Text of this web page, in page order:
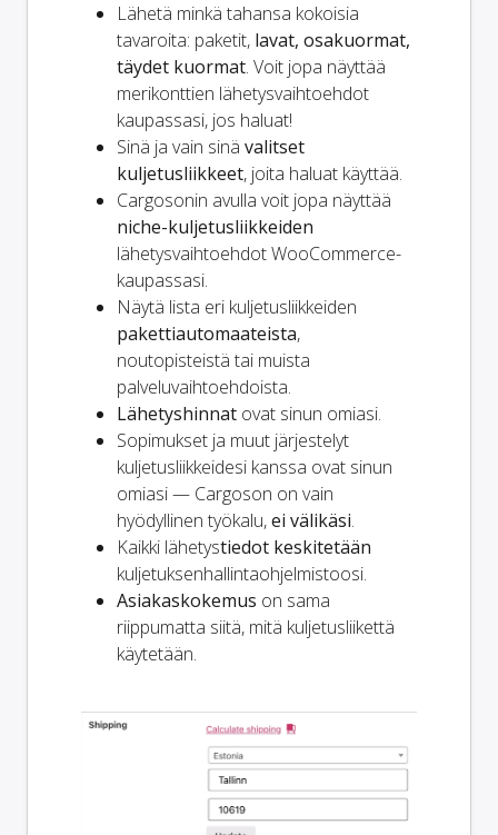
Lähetä minkä tahansa kokoisia
tavaroita: paketit, lavat, osakuormat,
täydet kuormat. Voit jopa näyttää
merikonttien lähetysvaihtoehdot
kaupassasi, jos haluat!
Sinä ja vain sinä valitset
kuljetusliikkeet, joita haluat käyttää.
Cargosonin avulla voit jopa näyttää
niche-kuljetusliikkeiden
lähetysvaihtoehdot WooCommerce-
kaupassasi.
Näytä lista eri kuljetusliikkeiden
pakettiautomaateista,
noutopisteistä tai muista
palveluvaihtoehdoista.
Lähetyshinnat ovat sinun omiasi.
Sopimukset ja muut järjestelyt
kuljetusliikkeidesi kanssa ovat sinun
omiasi — Cargoson on vain
hyödyllinen työkalu,ei välikäsi.
Kaikki lähetystiedot keskitetään
kuljetuksenhallintaohjelmistoosi.
Asiakaskokemus on sama
riippumatta siitä, mitä kuljetusliikettä
käytetään.